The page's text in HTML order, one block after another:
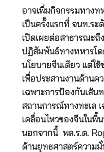
อาจเพิ่มกิจกรรมทางท
เป็นครั้งแรกที่ จนท.ร
เปิดเผยต่อสาธารณะถึ
ปฏิสัมพันธ์ทางทหารโ
นโยบายจีนเดียว แต่ใช้
เพื่อประสานงานด้านค
เฉพาะการป้องกันเส้น
สถานการณ์ทางทะเล
เคลื่อนไหวของจีนในพื้
นอกจากนี้ พล.ร.ต.
ด้านยุทธศาสตร์ความ